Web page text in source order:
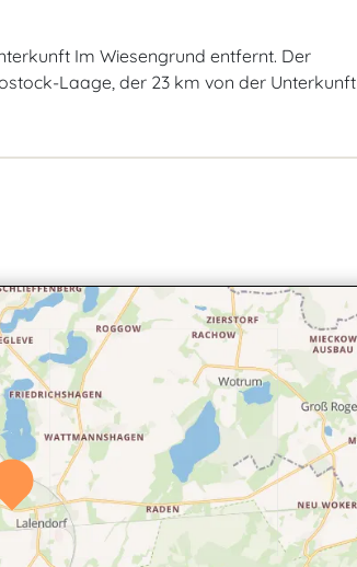
Im Wiesengrund entfernt. Der
Laage, der 23 km von der Unterkunft